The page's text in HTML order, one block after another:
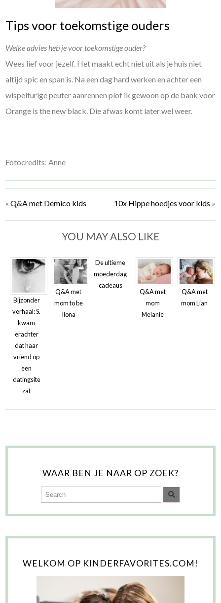
Tips voor toekomstige ouders
Welke advies heb je voor toekomstige ouder?
Wees lief voor jezelf. Het maakt echt niet uit als je huis niet
altijd spic en span is. Na een dag hard werken en achter een
wispelturige peuter aanrennen plof ik gewoon op de bank voor
Orange is the new black. Die afwas komt later wel weer.
Fotocredits: Anne
«Q&A met Demico kids 10x Hippe hoedjes voor kids »
YOU MAY ALSO LIKE
Bijzonder
verhaal: S.
kwam
erachter
dat haar
vriend op
een
datingsite
zat
Q&A met
mom to be
Ilona
De ultieme
moederdag
cadeaus
Q&A met
mom
Melanie
Q&A met
mom Lian
WAAR BEN JE NAAR OP ZOEK?
WELKOM OP KINDERFAVORITES.COM!